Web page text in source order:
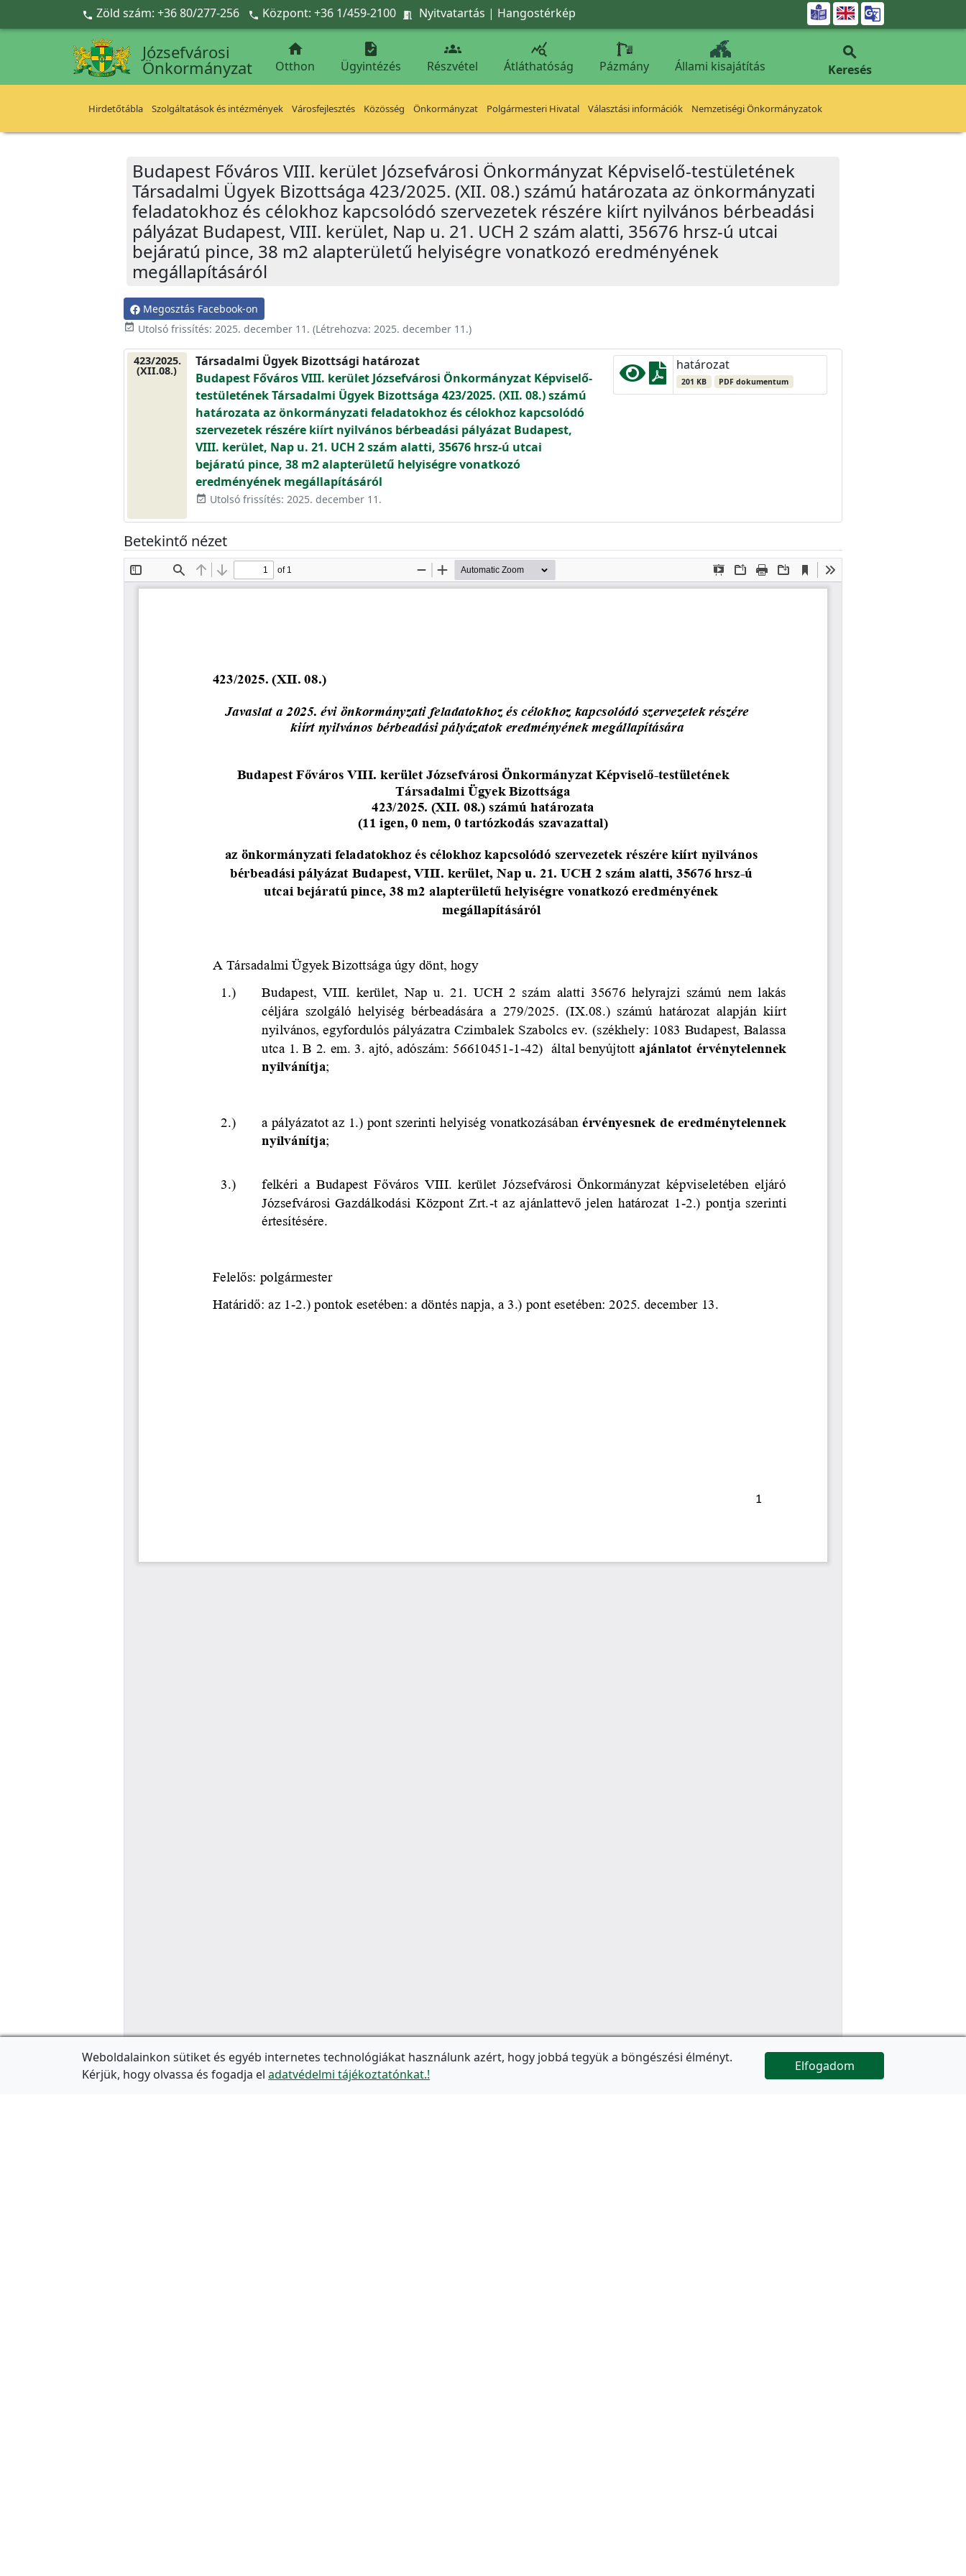
Ugrás a fő tartalomra
 Zöld szám: +36 80/277-256  Központ: +36 1/459-2100  Nyitvatartás | Hangostérkép 
Józsefvárosi
Önkormányzat

Otthon

Ügyintézés

Részvétel

Átláthatóság Pázmány Állami kisajátítás

Keresés
Hirdetőtábla Szolgáltatások és intézmények Városfejlesztés Közösség Önkormányzat Polgármesteri Hivatal Választási információk Nemzetiségi Önkormányzatok
Budapest Főváros VIII. kerület Józsefvárosi Önkormányzat Képviselő-testületének
Társadalmi Ügyek Bizottsága 423/2025. (XII. 08.) számú határozata az önkormányzati
feladatokhoz és célokhoz kapcsolódó szervezetek részére kiírt nyilvános bérbeadási
pályázat Budapest, VIII. kerület, Nap u. 21. UCH 2 szám alatti, 35676 hrsz-ú utcai
bejáratú pince, 38 m2 alapterületű helyiségre vonatkozó eredményének
megállapításáról
Megosztás Facebook-on
event_available Utolsó frissítés: 2025. december 11. (Létrehozva: 2025. december 11.)
423/2025.
(XII.08.)
Társadalmi Ügyek Bizottsági határozat
Budapest Főváros VIII. kerület Józsefvárosi Önkormányzat Képviselő-
testületének Társadalmi Ügyek Bizottsága 423/2025. (XII. 08.) számú
határozata az önkormányzati feladatokhoz és célokhoz kapcsolódó
szervezetek részére kiírt nyilvános bérbeadási pályázat Budapest,
VIII. kerület, Nap u. 21. UCH 2 szám alatti, 35676 hrsz-ú utcai
bejáratú pince, 38 m2 alapterületű helyiségre vonatkozó
eredményének megállapításáról
event_available Utolsó frissítés: 2025. december 11.
határozat
201 KB PDF dokumentum
Betekintő nézet
Az oldal folytatódik
Weboldalainkon sütiket és egyéb internetes technológiákat használunk azért, hogy jobbá tegyük a böngészési élményt.
Kérjük, hogy olvassa és fogadja el adatvédelmi tájékoztatónkat.!
Elfogadom